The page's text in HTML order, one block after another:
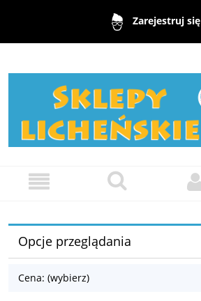
Zarejestruj się
Opcje przeglądania
Cena: (wybierz)